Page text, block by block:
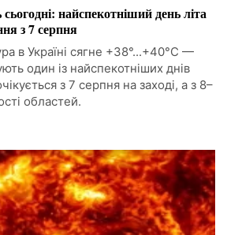
найспекотніший день літа
з 7 серпня
в Україні сягне +38°...+40°С —
один із найспекотніших днів
з 7 серпня на заході, а з 8–
областей.